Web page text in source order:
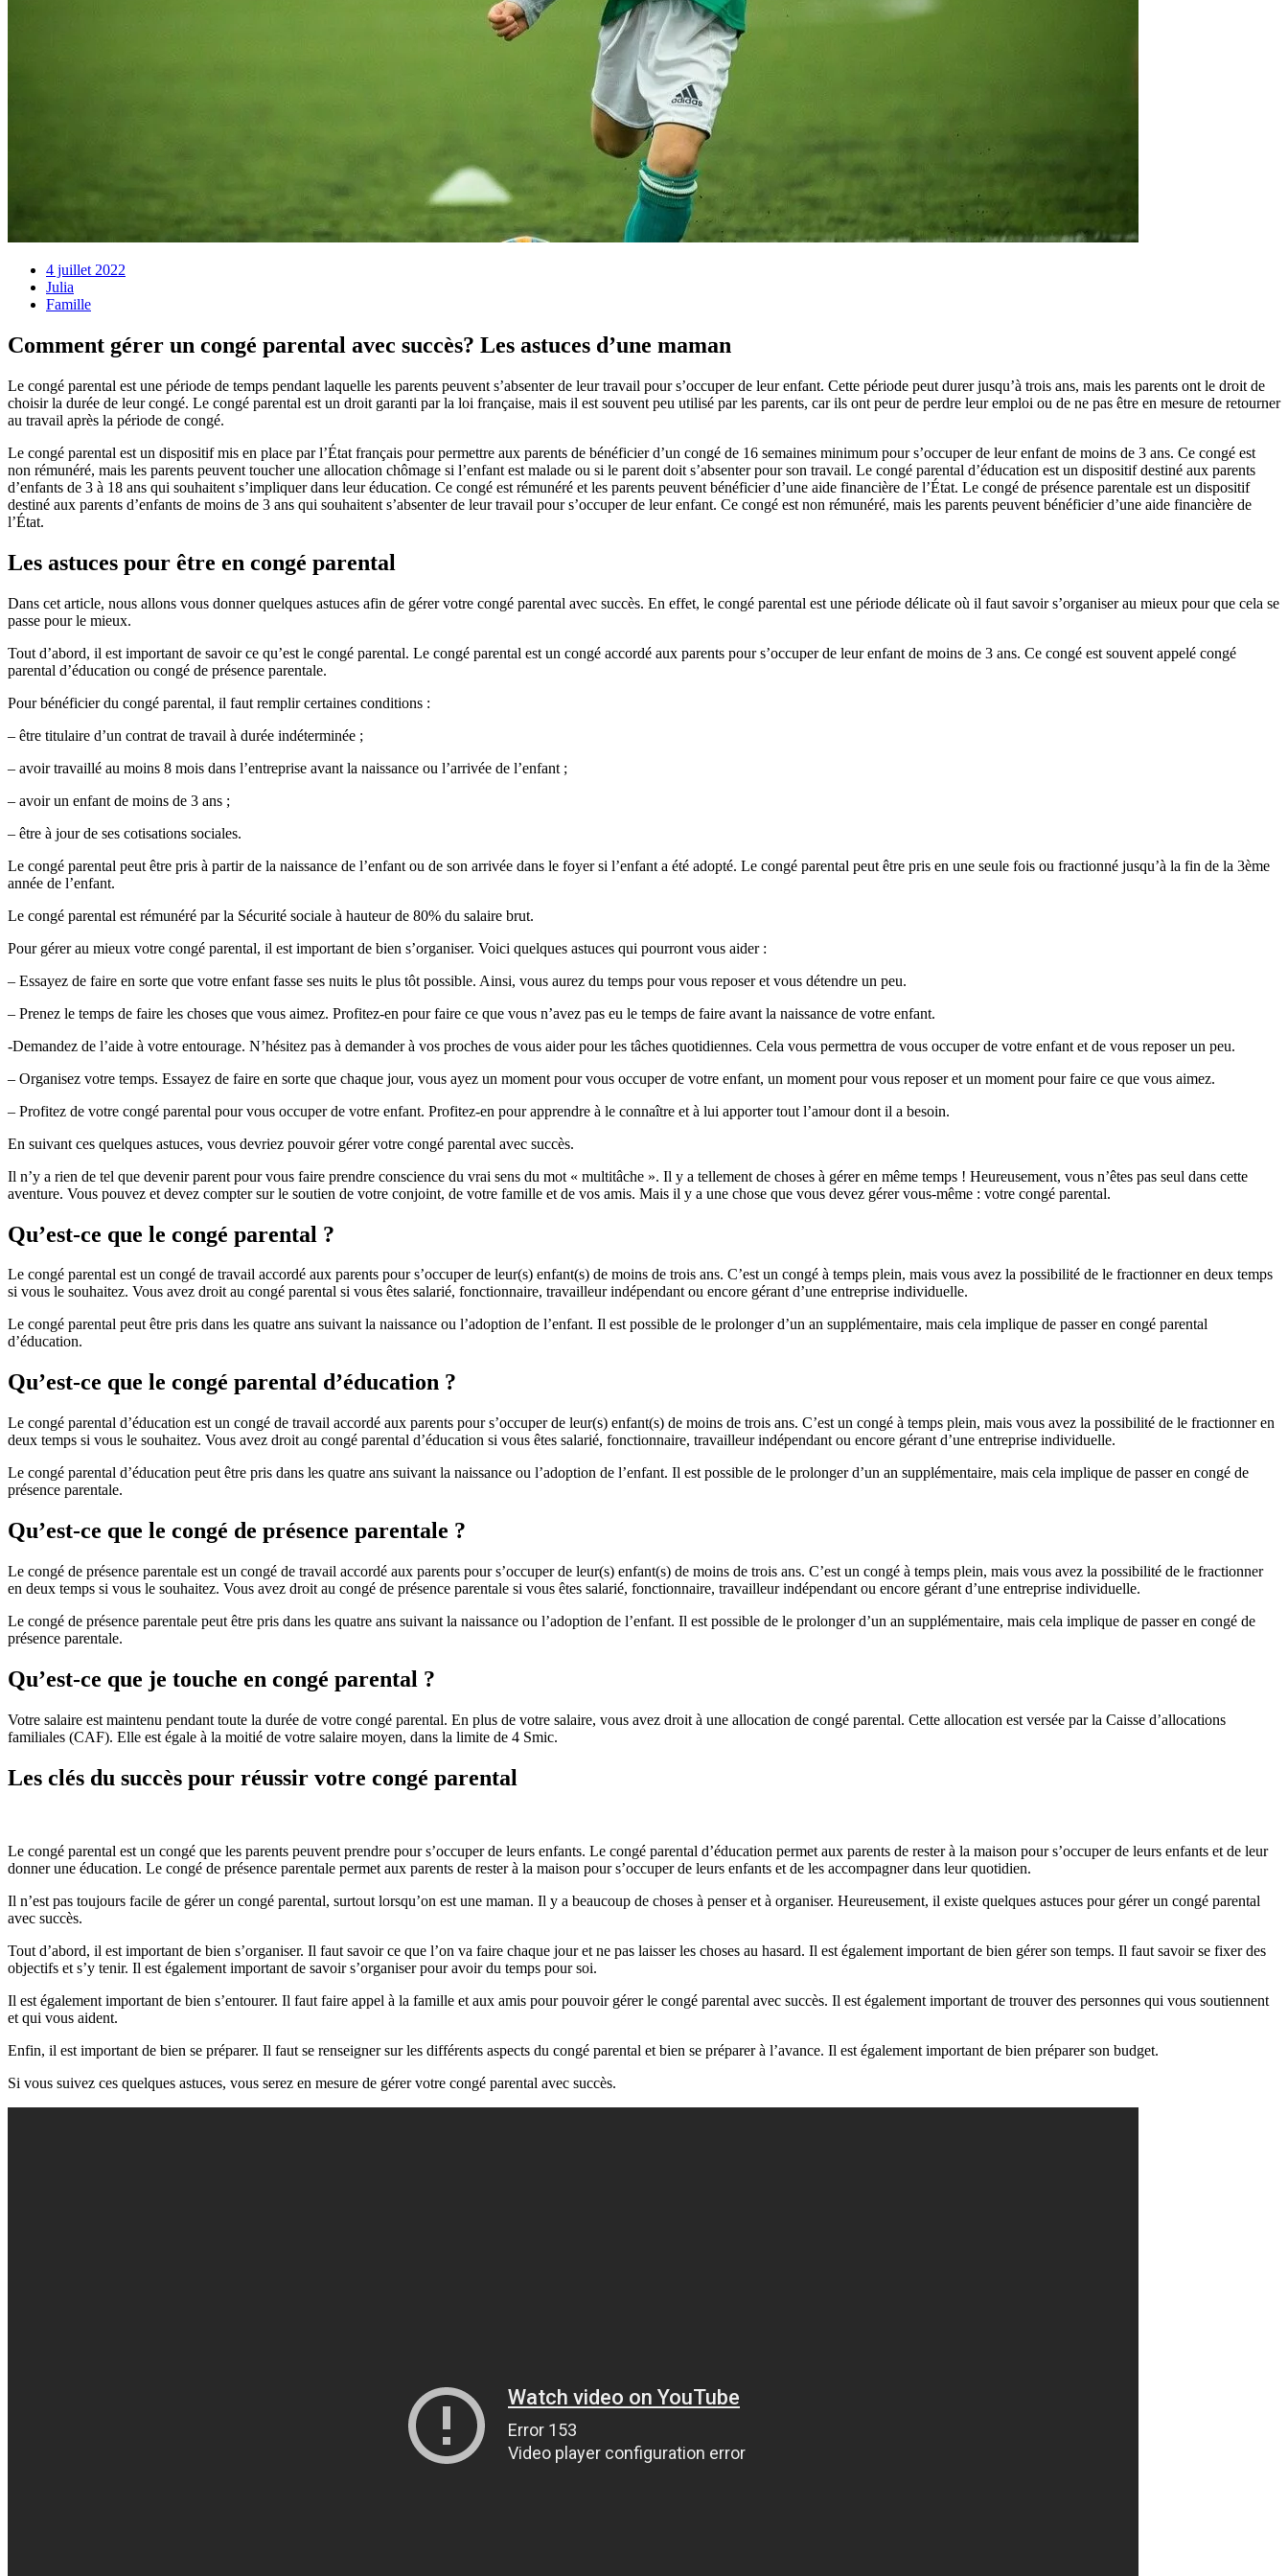
4 juillet 2022
Julia
Famille
Comment gérer un congé parental avec succès? Les astuces d’une maman
Le congé parental est une période de temps pendant laquelle les parents peuvent s’absenter de leur travail pour s’occuper de leur enfant. Cette période peut durer jusqu’à trois ans, mais les parents ont le droit de
choisir la durée de leur congé. Le congé parental est un droit garanti par la loi française, mais il est souvent peu utilisé par les parents, car ils ont peur de perdre leur emploi ou de ne pas être en mesure de retourner
au travail après la période de congé.
Le congé parental est un dispositif mis en place par l’État français pour permettre aux parents de bénéficier d’un congé de 16 semaines minimum pour s’occuper de leur enfant de moins de 3 ans. Ce congé est
non rémunéré, mais les parents peuvent toucher une allocation chômage si l’enfant est malade ou si le parent doit s’absenter pour son travail. Le congé parental d’éducation est un dispositif destiné aux parents
d’enfants de 3 à 18 ans qui souhaitent s’impliquer dans leur éducation. Ce congé est rémunéré et les parents peuvent bénéficier d’une aide financière de l’État. Le congé de présence parentale est un dispositif
destiné aux parents d’enfants de moins de 3 ans qui souhaitent s’absenter de leur travail pour s’occuper de leur enfant. Ce congé est non rémunéré, mais les parents peuvent bénéficier d’une aide financière de
l’État.
Les astuces pour être en congé parental
Dans cet article, nous allons vous donner quelques astuces afin de gérer votre congé parental avec succès. En effet, le congé parental est une période délicate où il faut savoir s’organiser au mieux pour que cela se
passe pour le mieux.
Tout d’abord, il est important de savoir ce qu’est le congé parental. Le congé parental est un congé accordé aux parents pour s’occuper de leur enfant de moins de 3 ans. Ce congé est souvent appelé congé
parental d’éducation ou congé de présence parentale.
Pour bénéficier du congé parental, il faut remplir certaines conditions :
– être titulaire d’un contrat de travail à durée indéterminée ;
– avoir travaillé au moins 8 mois dans l’entreprise avant la naissance ou l’arrivée de l’enfant ;
– avoir un enfant de moins de 3 ans ;
– être à jour de ses cotisations sociales.
Le congé parental peut être pris à partir de la naissance de l’enfant ou de son arrivée dans le foyer si l’enfant a été adopté. Le congé parental peut être pris en une seule fois ou fractionné jusqu’à la fin de la 3ème
année de l’enfant.
Le congé parental est rémunéré par la Sécurité sociale à hauteur de 80% du salaire brut.
Pour gérer au mieux votre congé parental, il est important de bien s’organiser. Voici quelques astuces qui pourront vous aider :
– Essayez de faire en sorte que votre enfant fasse ses nuits le plus tôt possible. Ainsi, vous aurez du temps pour vous reposer et vous détendre un peu.
– Prenez le temps de faire les choses que vous aimez. Profitez-en pour faire ce que vous n’avez pas eu le temps de faire avant la naissance de votre enfant.
-Demandez de l’aide à votre entourage. N’hésitez pas à demander à vos proches de vous aider pour les tâches quotidiennes. Cela vous permettra de vous occuper de votre enfant et de vous reposer un peu.
– Organisez votre temps. Essayez de faire en sorte que chaque jour, vous ayez un moment pour vous occuper de votre enfant, un moment pour vous reposer et un moment pour faire ce que vous aimez.
– Profitez de votre congé parental pour vous occuper de votre enfant. Profitez-en pour apprendre à le connaître et à lui apporter tout l’amour dont il a besoin.
En suivant ces quelques astuces, vous devriez pouvoir gérer votre congé parental avec succès.
Il n’y a rien de tel que devenir parent pour vous faire prendre conscience du vrai sens du mot « multitâche ». Il y a tellement de choses à gérer en même temps ! Heureusement, vous n’êtes pas seul dans cette
aventure. Vous pouvez et devez compter sur le soutien de votre conjoint, de votre famille et de vos amis. Mais il y a une chose que vous devez gérer vous-même : votre congé parental.
Qu’est-ce que le congé parental ?
Le congé parental est un congé de travail accordé aux parents pour s’occuper de leur(s) enfant(s) de moins de trois ans. C’est un congé à temps plein, mais vous avez la possibilité de le fractionner en deux temps
si vous le souhaitez. Vous avez droit au congé parental si vous êtes salarié, fonctionnaire, travailleur indépendant ou encore gérant d’une entreprise individuelle.
Le congé parental peut être pris dans les quatre ans suivant la naissance ou l’adoption de l’enfant. Il est possible de le prolonger d’un an supplémentaire, mais cela implique de passer en congé parental
d’éducation.
Qu’est-ce que le congé parental d’éducation ?
Le congé parental d’éducation est un congé de travail accordé aux parents pour s’occuper de leur(s) enfant(s) de moins de trois ans. C’est un congé à temps plein, mais vous avez la possibilité de le fractionner en
deux temps si vous le souhaitez. Vous avez droit au congé parental d’éducation si vous êtes salarié, fonctionnaire, travailleur indépendant ou encore gérant d’une entreprise individuelle.
Le congé parental d’éducation peut être pris dans les quatre ans suivant la naissance ou l’adoption de l’enfant. Il est possible de le prolonger d’un an supplémentaire, mais cela implique de passer en congé de
présence parentale.
Qu’est-ce que le congé de présence parentale ?
Le congé de présence parentale est un congé de travail accordé aux parents pour s’occuper de leur(s) enfant(s) de moins de trois ans. C’est un congé à temps plein, mais vous avez la possibilité de le fractionner
en deux temps si vous le souhaitez. Vous avez droit au congé de présence parentale si vous êtes salarié, fonctionnaire, travailleur indépendant ou encore gérant d’une entreprise individuelle.
Le congé de présence parentale peut être pris dans les quatre ans suivant la naissance ou l’adoption de l’enfant. Il est possible de le prolonger d’un an supplémentaire, mais cela implique de passer en congé de
présence parentale.
Qu’est-ce que je touche en congé parental ?
Votre salaire est maintenu pendant toute la durée de votre congé parental. En plus de votre salaire, vous avez droit à une allocation de congé parental. Cette allocation est versée par la Caisse d’allocations
familiales (CAF). Elle est égale à la moitié de votre salaire moyen, dans la limite de 4 Smic.
Les clés du succès pour réussir votre congé parental
Le congé parental est un congé que les parents peuvent prendre pour s’occuper de leurs enfants. Le congé parental d’éducation permet aux parents de rester à la maison pour s’occuper de leurs enfants et de leur
donner une éducation. Le congé de présence parentale permet aux parents de rester à la maison pour s’occuper de leurs enfants et de les accompagner dans leur quotidien.
Il n’est pas toujours facile de gérer un congé parental, surtout lorsqu’on est une maman. Il y a beaucoup de choses à penser et à organiser. Heureusement, il existe quelques astuces pour gérer un congé parental
avec succès.
Tout d’abord, il est important de bien s’organiser. Il faut savoir ce que l’on va faire chaque jour et ne pas laisser les choses au hasard. Il est également important de bien gérer son temps. Il faut savoir se fixer des
objectifs et s’y tenir. Il est également important de savoir s’organiser pour avoir du temps pour soi.
Il est également important de bien s’entourer. Il faut faire appel à la famille et aux amis pour pouvoir gérer le congé parental avec succès. Il est également important de trouver des personnes qui vous soutiennent
et qui vous aident.
Enfin, il est important de bien se préparer. Il faut se renseigner sur les différents aspects du congé parental et bien se préparer à l’avance. Il est également important de bien préparer son budget.
Si vous suivez ces quelques astuces, vous serez en mesure de gérer votre congé parental avec succès.